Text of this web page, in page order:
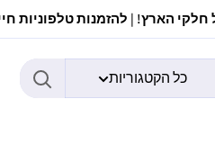
| להזמנות טלפוניות חייגו:
כל הקטגוריות